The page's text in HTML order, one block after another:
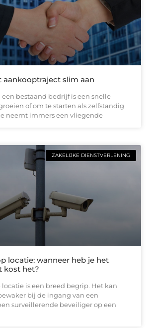
aankooptraject slim aan
bestaand bedrijf is een snelle
of om te starten als zelfstandig
neemt immers een vliegende
ZAKELIJKE DIENSTVERLENING
locatie: wanneer heb je het
kost het?
is een breed begrip. Het kan
bij de ingang van een
surveillerende beveiliger op een